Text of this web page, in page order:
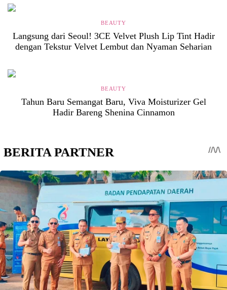
BEAUTY
Langsung dari Seoul! 3CE Velvet Plush Lip Tint Hadir
dengan Tekstur Velvet Lembut dan Nyaman Seharian
BEAUTY
Tahun Baru Semangat Baru, Viva Moisturizer Gel
Hadir Bareng Shenina Cinnamon